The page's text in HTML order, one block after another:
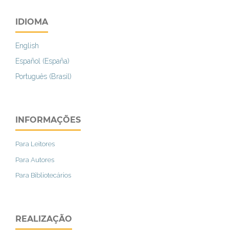
IDIOMA
English
Español (España)
Português (Brasil)
INFORMAÇÕES
Para Leitores
Para Autores
Para Bibliotecários
REALIZAÇÃO